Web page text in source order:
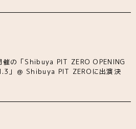
の「Shibuya PIT ZERO OPENING
」＠ Shibuya PIT ZEROに出演決